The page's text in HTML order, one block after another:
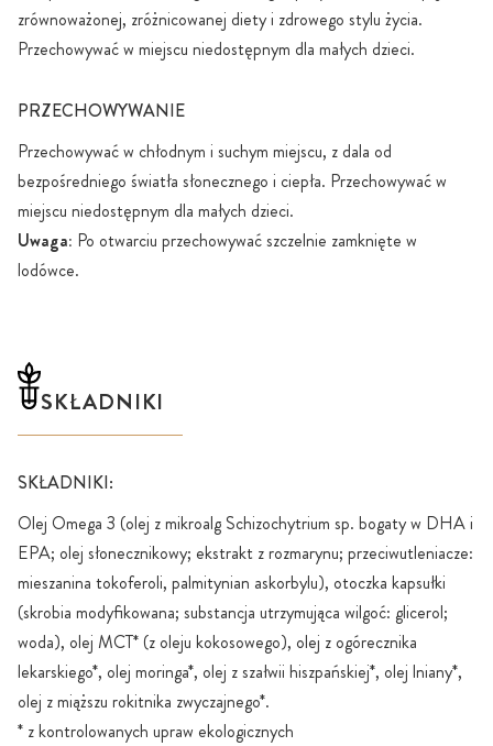
zrównoważonej, zróżnicowanej diety i zdrowego stylu życia.
Przechowywać w miejscu niedostępnym dla małych dzieci.
PRZECHOWYWANIE
Przechowywać w chłodnym i suchym miejscu, z dala od
bezpośredniego światła słonecznego i ciepła. Przechowywać w
miejscu niedostępnym dla małych dzieci.
Uwaga: Po otwarciu przechowywać szczelnie zamknięte w
lodówce.
SKŁADNIKI
SKŁADNIKI:
Olej Omega 3 (olej z mikroalg Schizochytrium sp. bogaty w DHA i
EPA; olej słonecznikowy; ekstrakt z rozmarynu; przeciwutleniacze:
mieszanina tokoferoli, palmitynian askorbylu), otoczka kapsułki
(skrobia modyfikowana; substancja utrzymująca wilgoć: glicerol;
woda), olej MCT* (z oleju kokosowego), olej z ogórecznika
lekarskiego*, olej moringa*, olej z szałwii hiszpańskiej*, olej lniany*,
olej z miąższu rokitnika zwyczajnego*.
* z kontrolowanych upraw ekologicznych